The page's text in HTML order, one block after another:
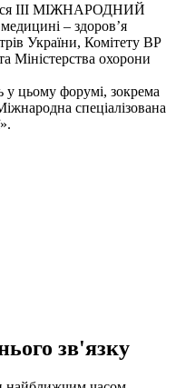
III МІЖНАРОДНИЙ
– здоров’я
України, Комітету ВР
Міністерства охорони
у цьому форумі, зокрема
спеціалізована
зв'язку